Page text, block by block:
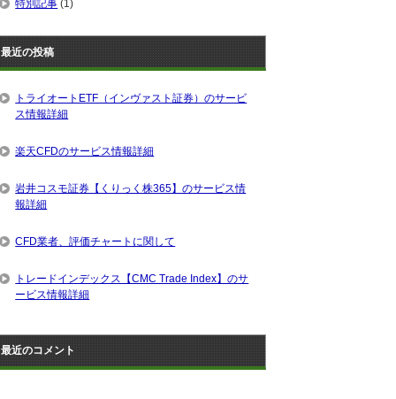
特別記事 (1)
最近の投稿
トライオートETF（インヴァスト証券）のサービ
ス情報詳細
楽天CFDのサービス情報詳細
岩井コスモ証券【くりっく株365】のサービス情
報詳細
CFD業者、評価チャートに関して
トレードインデックス【CMC Trade Index】のサ
ービス情報詳細
最近のコメント